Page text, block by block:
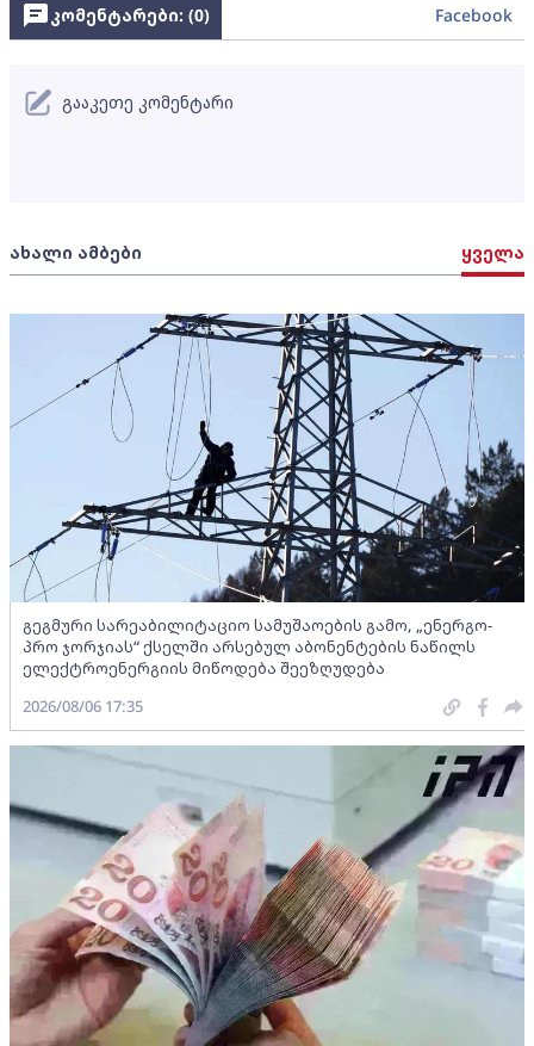
ახალი ამბები ყველა
გეგმური სარეაბილიტაციო სამუშაოების გამო, „ენერგო-
პრო ჯორჯიას“ ქსელში არსებულ აბონენტების ნაწილს
ელექტროენერგიის მიწოდება შეეზღუდება
2026/08/06 17:35
კომენტარები: (0) Facebook
გააკეთე კომენტარი